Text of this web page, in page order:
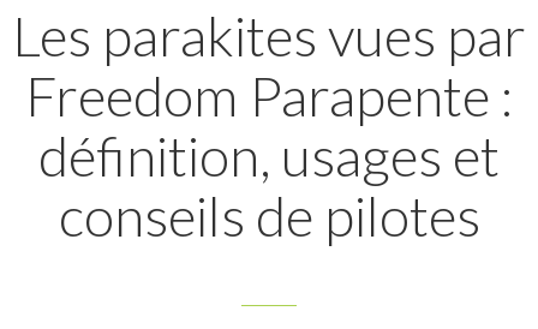
Les parakites vues par
Freedom Parapente :
définition, usages et
conseils de pilotes